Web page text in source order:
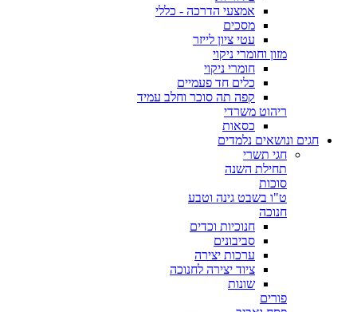
אמצעי הדרכה - כללי
מסכים
עטי ציון לייזר
מזון וחומרי ניקוי
חומרי ניקוי
כלים חד פעמיים
קפה תה סוכר וחלב עמיד
ריהוט משרדי
כסאות
חגים ונושאים נלמדים
חגי תשרי
תחילת השנה
סוכות
ט"ו בשבט גינה וטבע
חנוכה
חנוכיות וכדים
סביבונים
ערכות יצירה
ציוד יצירה לחנוכה
שונות
פורים